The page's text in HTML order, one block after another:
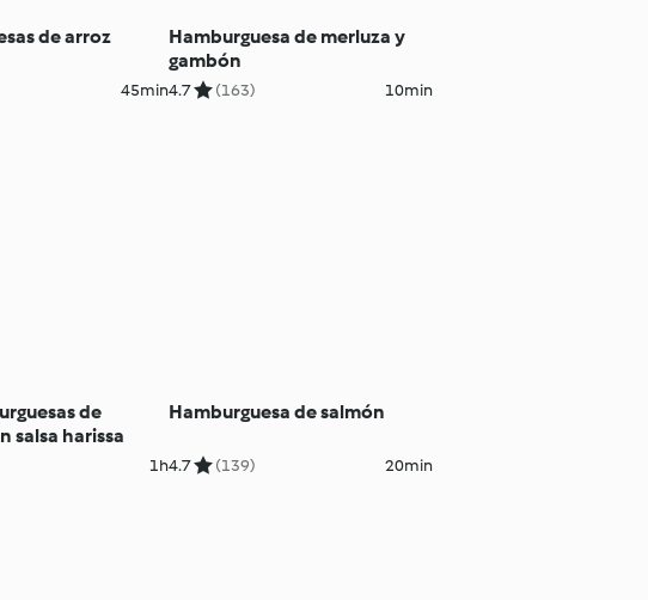
de arroz
45min
Hamburguesa de merluza y
gambón
4.7 (163) 10min
de
salsa harissa
1h
Hamburguesa de salmón
4.7 (139) 20min